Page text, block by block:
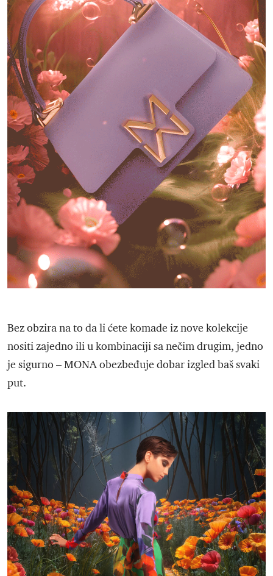
Bez obzira na to da li ćete komade iz nove kolekcije
nositi zajedno ili u kombinaciji sa nečim drugim, jedno
je sigurno – MONA obezbeđuje dobar izgled baš svaki
put.